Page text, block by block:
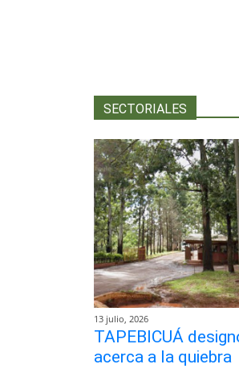
SECTORIALES
13 julio, 2026
TAPEBICUÁ
acerca a la quiebra